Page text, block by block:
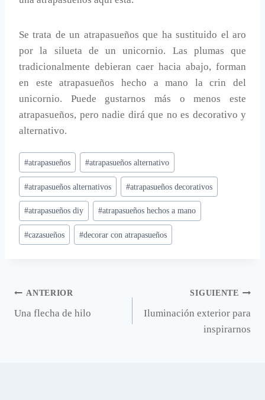
Se trata de un atrapasueños que ha sustituido el aro
por la silueta de un unicornio. Las plumas que
tradicionalmente debieran caer hacia abajo, forman
en este atrapasueños hecho a mano la crin del
unicornio. Puede gustarnos más o menos este
atrapasueños, pero nadie dirá que no es decorativo y
alternativo.
Etiquetas
de
la
entrada:
#atrapasueños #atrapasueños alternativo
#atrapasueños alternativos #atrapasueños decorativos
#atrapasueños diy #atrapasueños hechos a mano
#cazasueños #decorar con atrapasueños
Navegación
de
ANTERIOR
Una flecha de hilo
SIGUIENTE
Iluminación exterior para
inspirarnos